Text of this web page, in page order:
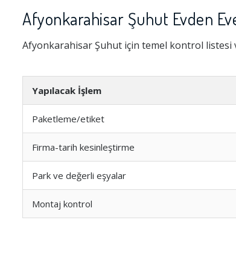
Afyonkarahisar Şuhut Evden
Afyonkarahisar Şuhut için temel kontrol listesi
Yapılacak İşlem
Paketleme/etiket
Firma-tarih kesinleştirme
Park ve değerli eşyalar
Montaj kontrol